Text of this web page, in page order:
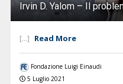
Irvin D. Yalom – Il
[...] Read More
Fondazione Luigi Einaudi
5 Luglio 2021